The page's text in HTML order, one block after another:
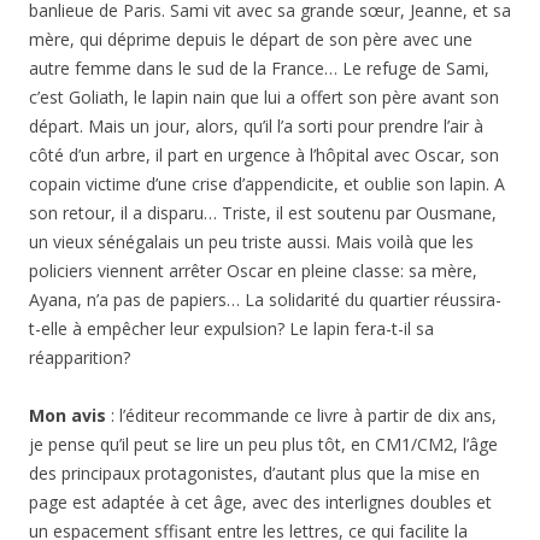
banlieue de Paris. Sami vit avec sa grande sœur, Jeanne, et sa
mère, qui déprime depuis le départ de son père avec une
autre femme dans le sud de la France… Le refuge de Sami,
c’est Goliath, le lapin nain que lui a offert son père avant son
départ. Mais un jour, alors, qu’il l’a sorti pour prendre l’air à
côté d’un arbre, il part en urgence à l’hôpital avec Oscar, son
copain victime d’une crise d’appendicite, et oublie son lapin. A
son retour, il a disparu… Triste, il est soutenu par Ousmane,
un vieux sénégalais un peu triste aussi. Mais voilà que les
policiers viennent arrêter Oscar en pleine classe: sa mère,
Ayana, n’a pas de papiers… La solidarité du quartier réussira-
t-elle à empêcher leur expulsion? Le lapin fera-t-il sa
réapparition?
Mon avis : l’éditeur recommande ce livre à partir de dix ans,
je pense qu’il peut se lire un peu plus tôt, en CM1/CM2, l’âge
des principaux protagonistes, d’autant plus que la mise en
page est adaptée à cet âge, avec des interlignes doubles et
un espacement sffisant entre les lettres, ce qui facilite la